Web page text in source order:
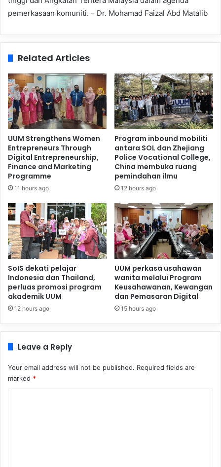
pemerkasaan komuniti. – Dr. Mohamad Faizal Abd Matalib
Related Articles
UUM Strengthens Women
Entrepreneurs Through
Digital Entrepreneurship,
Finance and Marketing
Programme
11 hours ago
Program inbound mobiliti
antara SOL dan Zhejiang
Police Vocational College,
China membuka ruang
pemindahan ilmu
12 hours ago
SoIS dekati pelajar
Indonesia dan Thailand,
perluas promosi program
akademik UUM
12 hours ago
UUM perkasa usahawan
wanita melalui Program
Keusahawanan, Kewangan
dan Pemasaran Digital
15 hours ago
Leave a Reply
Your email address will not be published. Required fields are
marked *